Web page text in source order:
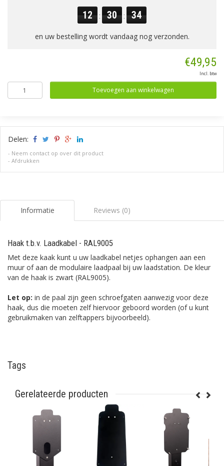
12 : 30 : 33
en uw bestelling wordt vandaag nog verzonden.
€49,95
Incl. btw
Toevoegen aan winkelwagen
Delen:
- Neem contact op over dit product
- Afdrukken
Informatie Reviews (0)
Haak t.b.v. Laadkabel - RAL9005
Met deze kaak kunt u uw laadkabel netjes ophangen aan een
muur of aan de modulaire laadpaal bij uw laadstation. De kleur
van de haak is zwart (RAL9005).
Let op: in de paal zijn geen schroefgaten aanwezig voor deze
haak, dus die moeten zelf hiervoor geboord worden (of u kunt
gebruikmaken van zelftappers bijvoorbeeld).
Tags
Gerelateerde producten